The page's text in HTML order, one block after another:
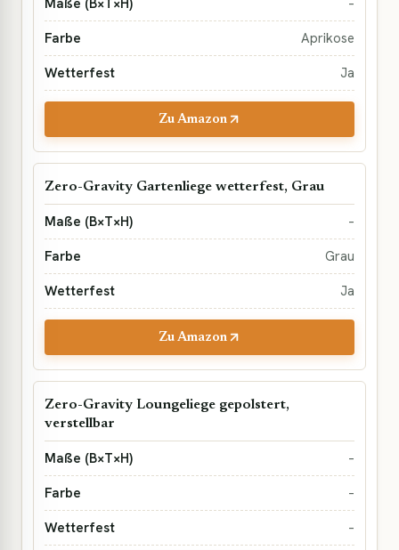
–
Aprikose
Ja
Zu Amazon
Zero-Gravity Gartenliege wetterfest, Grau
–
Grau
Ja
Zu Amazon
Zero-Gravity Loungeliege gepolstert,
verstellbar
–
–
–